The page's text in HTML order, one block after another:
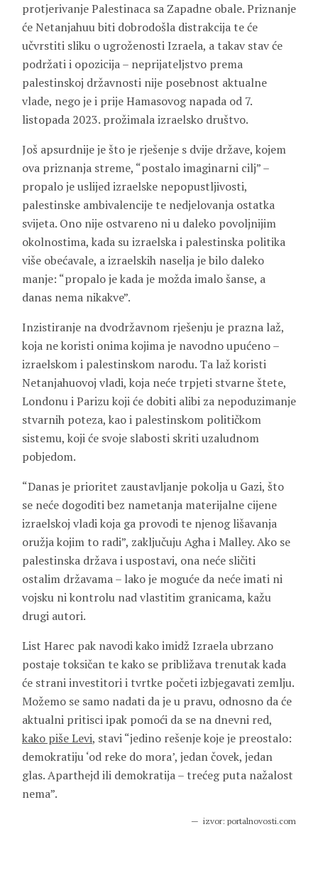
protjerivanje Palestinaca sa Zapadne obale. Priznanje
će Netanjahuu biti dobrodošla distrakcija te će
učvrstiti sliku o ugroženosti Izraela, a takav stav će
podržati i opozicija – neprijateljstvo prema
palestinskoj državnosti nije posebnost aktualne
vlade, nego je i prije Hamasovog napada od 7.
listopada 2023. prožimala izraelsko društvo.
Još apsurdnije je što je rješenje s dvije države, kojem
ova priznanja streme, “postalo imaginarni cilj” –
propalo je uslijed izraelske nepopustljivosti,
palestinske ambivalencije te nedjelovanja ostatka
svijeta. Ono nije ostvareno ni u daleko povoljnijim
okolnostima, kada su izraelska i palestinska politika
više obećavale, a izraelskih naselja je bilo daleko
manje: “propalo je kada je možda imalo šanse, a
danas nema nikakve”.
Inzistiranje na dvodržavnom rješenju je prazna laž,
koja ne koristi onima kojima je navodno upućeno –
izraelskom i palestinskom narodu. Ta laž koristi
Netanjahuovoj vladi, koja neće trpjeti stvarne štete,
Londonu i Parizu koji će dobiti alibi za nepoduzimanje
stvarnih poteza, kao i palestinskom političkom
sistemu, koji će svoje slabosti skriti uzaludnom
pobjedom.
“Danas je prioritet zaustavljanje pokolja u Gazi, što
se neće dogoditi bez nametanja materijalne cijene
izraelskoj vladi koja ga provodi te njenog lišavanja
oružja kojim to radi”, zaključuju Agha i Malley. Ako se
palestinska država i uspostavi, ona neće sličiti
ostalim državama – lako je moguće da neće imati ni
vojsku ni kontrolu nad vlastitim granicama, kažu
drugi autori.
List Harec pak navodi kako imidž Izraela ubrzano
postaje toksičan te kako se približava trenutak kada
će strani investitori i tvrtke početi izbjegavati zemlju.
Možemo se samo nadati da je u pravu, odnosno da će
aktualni pritisci ipak pomoći da se na dnevni red,
kako piše Levi, stavi “jedino rešenje koje je preostalo:
demokratiju ‘od reke do mora’, jedan čovek, jedan
glas. Aparthejd ili demokratija – trećeg puta nažalost
nema”.
izvor: portalnovosti.com